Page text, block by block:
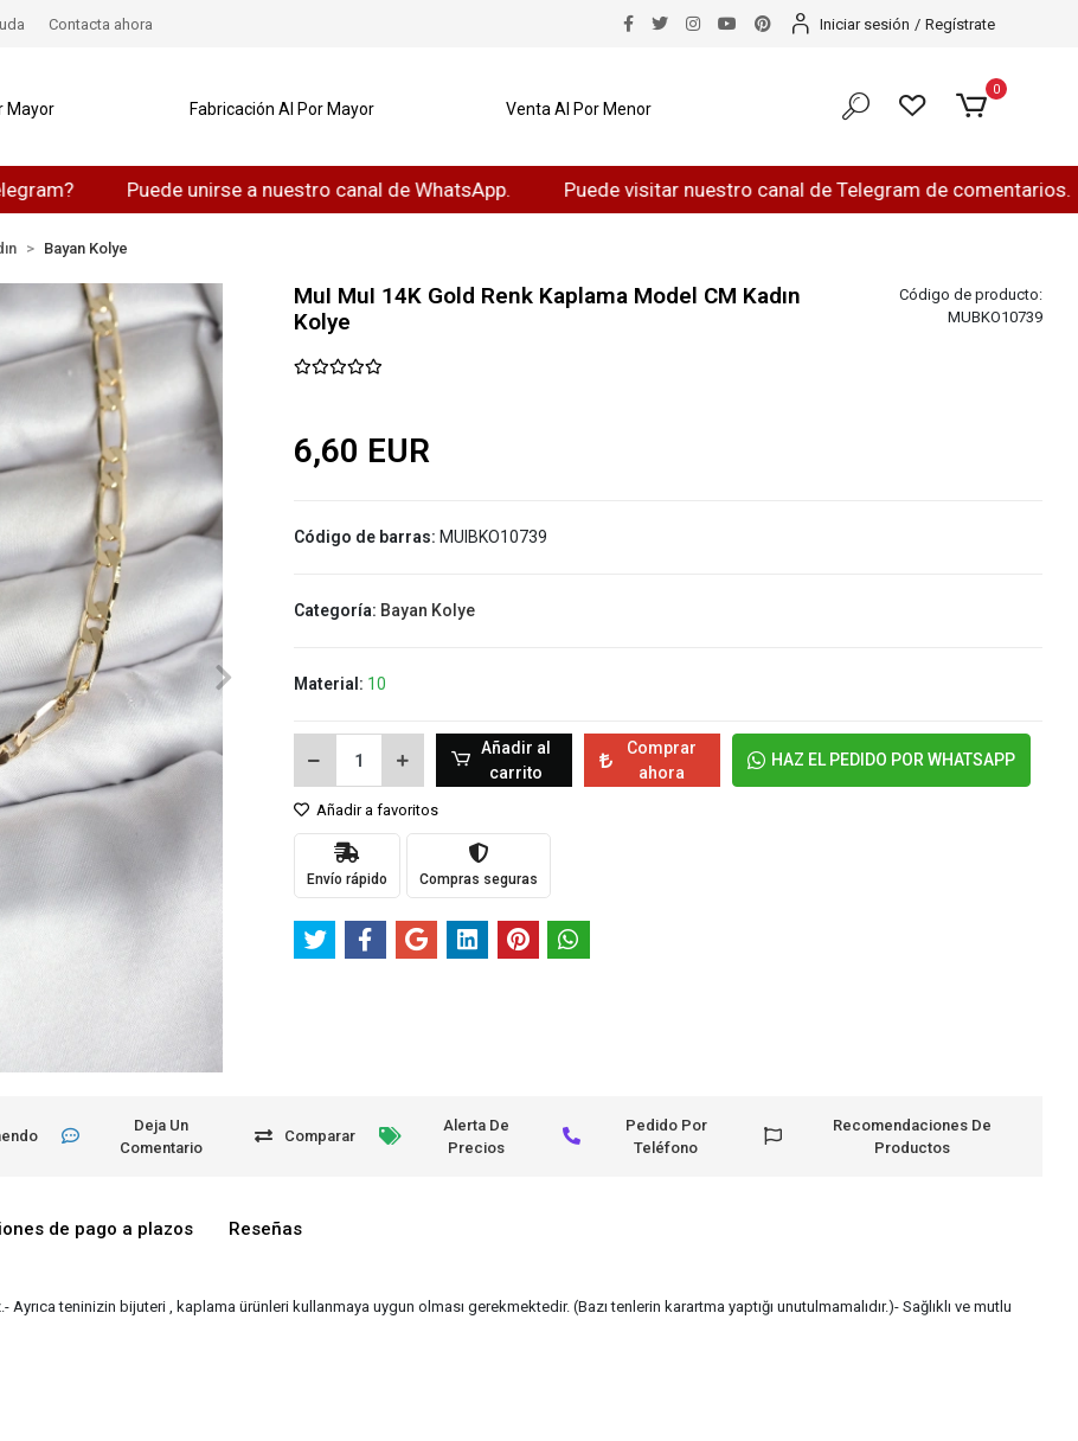
Puede unirse a nuestro canal de WhatsApp. Puede visitar nuestro canal de Telegram de comentarios.
Contacta ahora Iniciar sesión / Regístrate
Mayor Fabricación Al Por Mayor Venta Al Por Menor
0
Bayan Kolye
MuI MuI 14K Gold Renk Kaplama Model CM Kadın
Kolye
Código de producto:
MUBKO10739
6,60 EUR
Código de barras: MUIBKO10739
Categoría: Bayan Kolye
Material: 10
Añadir al
carrito
Comprar
ahora
HAZ EL PEDIDO POR WHATSAPP
Añadir a favoritos
Envío rápido Compras seguras
Deja Un
Comentario
Comparar
Alerta De
Precios
Pedido Por
Teléfono
Recomendaciones De
Productos
de pago a plazos Reseñas
teninizin bijuteri , kaplama ürünleri kullanmaya uygun olması gerekmektedir. (Bazı tenlerin karartma yaptığı unutulmamalıdır.)- Sağlıklı ve mutlu